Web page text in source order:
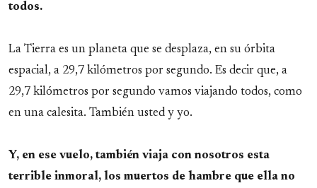
todos.
La Tierra es un planeta que se desplaza, en su órbita
espacial, a 29,7 kilómetros por segundo. Es decir que, a
29,7 kilómetros por segundo vamos viajando todos, como
en una calesita. También usted y yo.
Y, en ese vuelo, también viaja con nosotros esta
terrible inmoral, los muertos de hambre que ella no